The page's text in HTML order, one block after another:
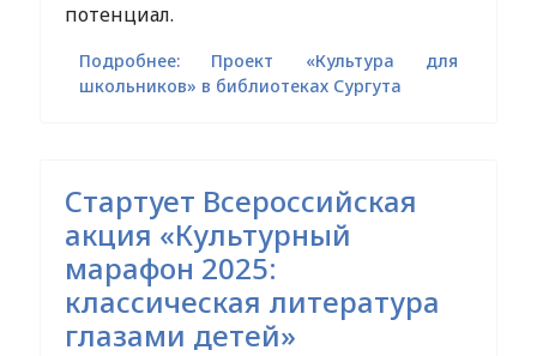
потенциал.
Подробнее: Проект «Культура для
школьников» в библиотеках Сургута
Стартует Всероссийская
акция «Культурный
марафон 2025:
классическая литература
глазами детей»